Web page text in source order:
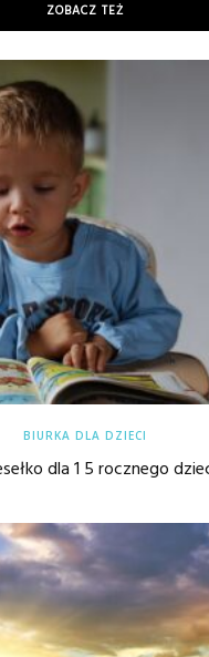
ZOBACZ TEŻ
BIURKA DLA DZIECI
dla 1 5 rocznego